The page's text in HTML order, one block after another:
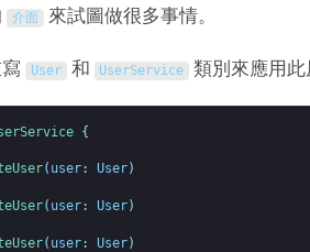
介面 來試圖做很多事情。
User 和 UserService 類別來應用
{
( user: User)
( user: User)
( user: User)